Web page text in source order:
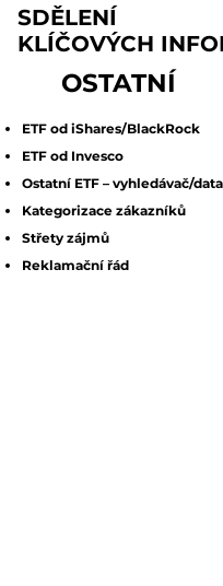
SDĚLENÍ
KLÍČOVÝCH
OSTATNÍ
ETF od iShares/BlackRock
ETF od Invesco
Ostatní ETF – vyhledávač/
Kategorizace zákazníků
Střety zájmů
Reklamační řád